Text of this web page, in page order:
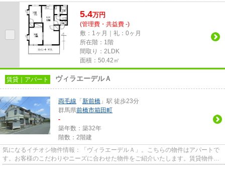
件はいかがでしょうか。この賃...
5.4万円
(管理費・共益費 -)
敷：1ヶ月｜礼：0ヶ月
所在階：1階
間取り：2LDK
面積：50.42㎡
賃貸｜アパート ヴィラエーデルＡ
両毛線 「 新前橋 」駅 徒歩23分
群馬県前橋市箱田町
-
築年数：築32年
階数：2階建
気になるイチオシ物件情報：「ヴィラエーデルＡ」。こちらの物件はアパートで
す。お客様のこだわりやニーズに合わせた物件をご紹介いたします。賃貸物件を